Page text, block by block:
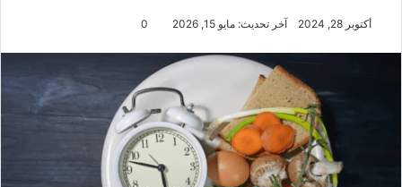
أكتوبر 28, 2024 آخر تحديث: مايو 15, 2026 0